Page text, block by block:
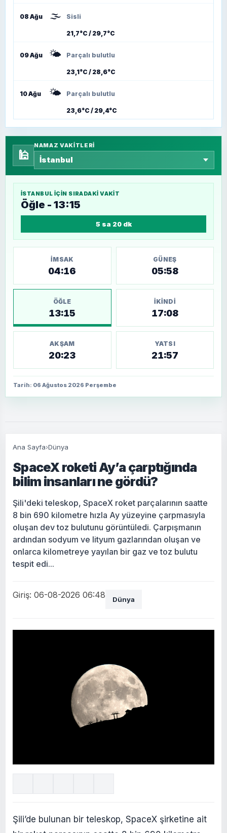
08 Ağu 🌫️ Sisli
21,7°C / 29,7°C
09 Ağu 🌤️ Parçalı bulutlu
23,1°C / 28,6°C
10 Ağu 🌤️ Parçalı bulutlu
23,6°C / 29,4°C
🕌
NAMAZ VAKITLERI
İSTANBUL IÇIN SIRADAKI VAKIT
Öğle - 13:15
5 sa 20 dk
İMSAK
04:16
GÜNEŞ
05:58
ÖĞLE
13:15
İKINDI
17:08
AKŞAM
20:23
YATSI
21:57
Tarih: 06 Ağustos 2026 Perşembe
Ana Sayfa›Dünya
SpaceX roketi Ay’a çarptığında
bilim insanları ne gördü?
Şili'deki teleskop, SpaceX roket parçalarının saatte
8 bin 690 kilometre hızla Ay yüzeyine çarpmasıyla
oluşan dev toz bulutunu görüntüledi. Çarpışmanın
ardından sodyum ve lityum gazlarından oluşan ve
onlarca kilometreye yayılan bir gaz ve toz bulutu
tespit edi...
Giriş: 06-08-2026 06:48 Dünya
Şili’de bulunan bir teleskop, SpaceX şirketine ait